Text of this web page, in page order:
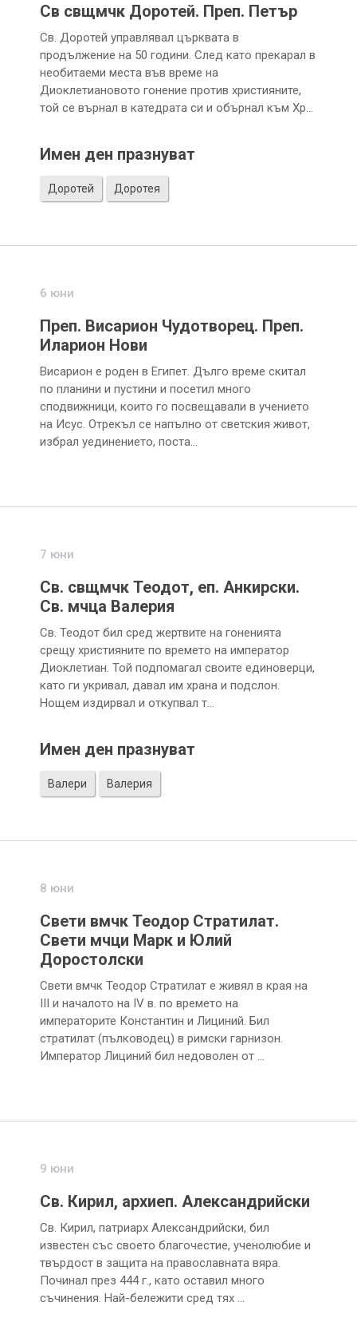
Св свщмчк Доротей. Преп. Петър
Св. Доротей управлявал църквата в
продължение на 50 години. След като прекарал в
необитаеми места във време на
Диоклетиановото гонение против християните,
той се върнал в катедрата си и обърнал към Хр…
Имен ден празнуват
Доротей Доротея
6 юни
Преп. Висарион Чудотворец. Преп.
Иларион Нови
Висарион е роден в Египет. Дълго време скитал
по планини и пустини и посетил много
сподвижници, които го посвещавали в учението
на Исус. Отрекъл се напълно от светския живот,
избрал уединението, поста…
7 юни
Св. свщмчк Теодот, еп. Анкирски.
Св. мчца Валерия
Св. Теодот бил сред жертвите на гоненията
срещу християните по времето на император
Диоклетиан. Той подпомагал своите единоверци,
като ги укривал, давал им храна и подслон.
Нощем издирвал и откупвал т…
Имен ден празнуват
Валери Валерия
8 юни
Свети вмчк Теодор Стратилат.
Свети мчци Марк и Юлий
Доростолски
Свети вмчк Теодор Стратилат е живял в края на
III и началото на IV в. по времето на
императорите Константин и Лициний. Бил
стратилат (пълководец) в римски гарнизон.
Император Лициний бил недоволен от …
9 юни
Св. Кирил, архиеп. Александрийски
Св. Кирил, патриарх Александрийски, бил
известен със своето благочестие, ученолюбие и
твърдост в защита на православната вяра.
Починал през 444 г., като оставил много
съчинения. Най-бележити сред тях …